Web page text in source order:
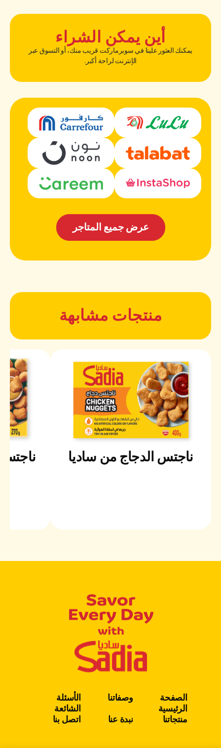
أين يمكن الشراء
يمكنك العثور علينا في سوبرماركت قريب منك، أو التسوق عبر
الإنترنت لراحة أكبر.
عرض جميع المتاجر
منتجات مشابهة
ناجتس الدجاج من ساديا
الصفحة
الرئيسية
منتجاتنا
وصفاتنا
نبدة عنا
الأسئلة
الشائعة
اتصل بنا